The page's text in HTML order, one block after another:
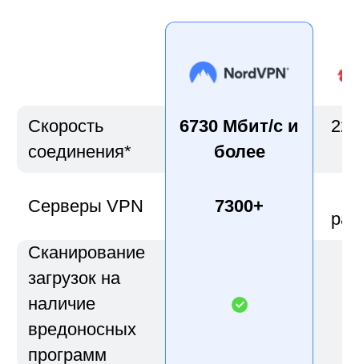
Скорость
соединения*
6730 Мбит/с и
более
Серверы VPN 7300+
Сканирование
загрузок на
наличие
вредоносных
программ